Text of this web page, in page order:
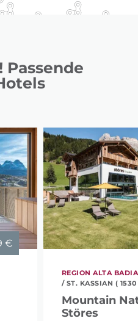
Passende
€
REGION ALTA BADIA
/ ST. KASSIAN (
Mountain
Störes